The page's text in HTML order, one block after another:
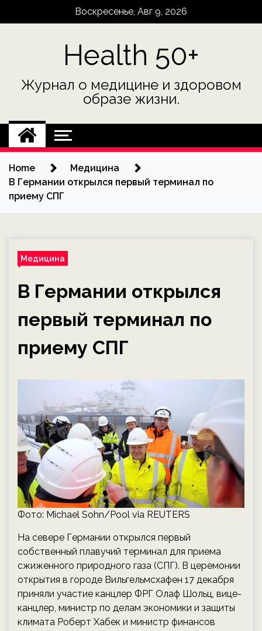
Воскресенье, Авг 9, 2026
Health 50+
Журнал о медицине и здоровом
образе жизни.
Home
Медицина
В Германии открылся первый терминал по
приему СПГ
Медицина
В Германии открылся
первый терминал по
приему СПГ
Фото: Michael Sohn/Pool via REUTERS
На севере Германии открылся первый
собственный плавучий терминал для приема
сжиженного природного газа (СПГ). В церемонии
открытия в городе Вильгельмсхафен 17 декабря
приняли участие канцлер ФРГ Олаф Шольц, вице-
канцлер, министр по делам экономики и защиты
климата Роберт Хабек и министр финансов